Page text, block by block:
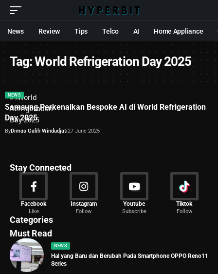
News Review Tips Telco AI Home Appliance
Tag:World Refrigeration Day 2025
NEWS
Samsung Perkenalkan Bespoke AI di World Refrigeration
Day 2025
ByDimas Galih Windudjati27 June 2025
Stay Connected
Facebook
Like
Instagram
Follow
Youtube
Subscribe
Tiktok
Follow
Categories
News
2029 Articles
Must Read
NEWS
Hal yang Baru dan Berubah Pada Smartphone OPPO Reno11
Series